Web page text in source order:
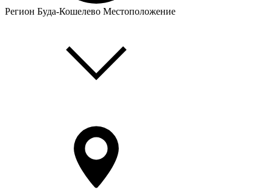
Регион Буда-Кошелево Местоположение